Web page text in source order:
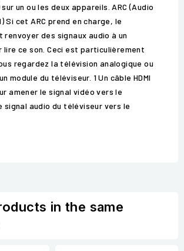
un ou les deux appareils. ARC (Audio
Si cet ARC prend en charge, le
des signaux audio à un
lire ce son. Ceci est particulièrement
regardez la télévision analogique ou
module du téléviseur. 1 Un câble HDMI
amener le signal vidéo vers le
signal audio du téléviseur vers le
in the same